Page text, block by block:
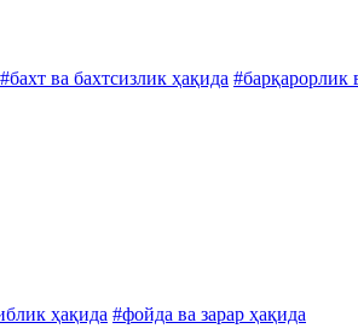
#бахт ва бахтсизлик ҳақида #барқарорлик
ҳақида #фойда ва зарар ҳақида